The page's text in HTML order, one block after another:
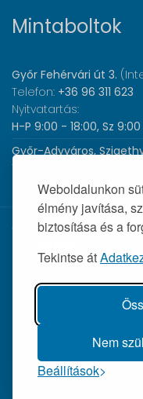
Weboldalunkon
élmény javítása,
biztosítása és a
Tekintse át
Nem
Beállítások
Mintaboltok
Győr Fehérvári út 3.
Telefon: +36 96 311 623
Nyitvatartás:
H-P 9:00 - 18:00, Sz
Győr-Adyváros,
Telefon:
Nyitvatartás:H-P 8:00 -
© 2026 Wolf Orvosi